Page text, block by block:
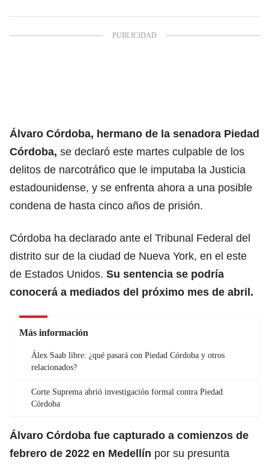
Álvaro Córdoba, hermano de la senadora Piedad
Córdoba, se declaró este martes culpable de los
delitos de narcotráfico que le imputaba la Justicia
estadounidense, y se enfrenta ahora a una posible
condena de hasta cinco años de prisión.
Córdoba ha declarado ante el Tribunal Federal del
distrito sur de la ciudad de Nueva York, en el este
de Estados Unidos. Su sentencia se podría
conocerá a mediados del próximo mes de abril.
Más información
Álex Saab libre: ¿qué pasará con Piedad Córdoba y otros
relacionados?
Corte Suprema abrió investigación formal contra Piedad
Córdoba
Álvaro Córdoba fue capturado a comienzos de
febrero de 2022 en Medellín por su presunta